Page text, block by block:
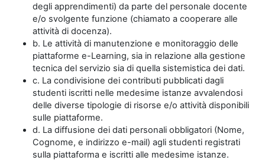
degli apprendimenti) da parte del personale docente
e/o svolgente funzione (chiamato a cooperare alle
attività di docenza).
b. Le attività di manutenzione e monitoraggio delle
piattaforme e-Learning, sia in relazione alla gestione
tecnica del servizio sia di quella sistemistica dei dati.
c. La condivisione dei contributi pubblicati dagli
studenti iscritti nelle medesime istanze avvalendosi
delle diverse tipologie di risorse e/o attività disponibili
sulle piattaforme.
d. La diffusione dei dati personali obbligatori (Nome,
Cognome, e indirizzo e-mail) agli studenti registrati
sulla piattaforma e iscritti alle medesime istanze.